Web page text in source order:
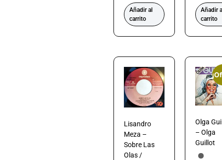
Añadir al
carrito
Añadir
carrito
Lisandro
Meza –
Sobre Las
Olas /
Olga
– Olga
Guillot